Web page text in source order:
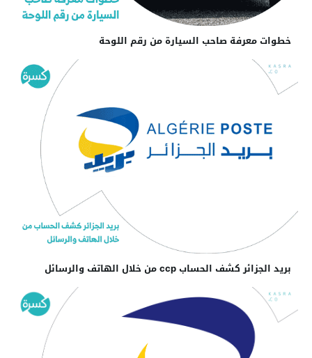
خطوات معرفة صاحب السيارة من رقم اللوحة
بريد الجزائر كشف الحساب ccp من خلال الهاتف والرسائل